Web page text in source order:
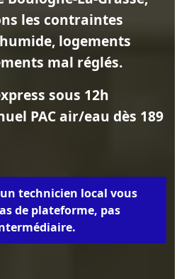
les contraintes
logements
mal réglés.
sous 12h
PAC air/eau dès 189
technicien local vous
de plateforme, pas